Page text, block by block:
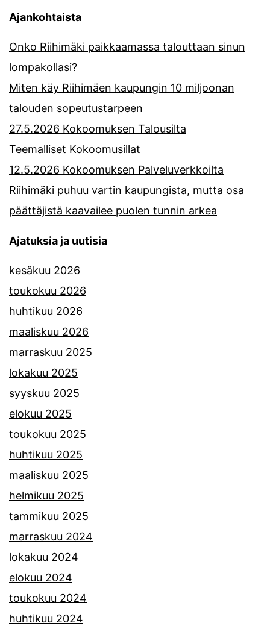
Ajankohtaista
Onko Riihimäki paikkaamassa talouttaan sinun
lompakollasi?
Miten käy Riihimäen kaupungin 10 miljoonan
talouden sopeutustarpeen
27.5.2026 Kokoomuksen Talousilta
Teemalliset Kokoomusillat
12.5.2026 Kokoomuksen Palveluverkkoilta
Riihimäki puhuu vartin kaupungista, mutta osa
päättäjistä kaavailee puolen tunnin arkea
Ajatuksia ja uutisia
kesäkuu 2026
toukokuu 2026
huhtikuu 2026
maaliskuu 2026
marraskuu 2025
lokakuu 2025
syyskuu 2025
elokuu 2025
toukokuu 2025
huhtikuu 2025
maaliskuu 2025
helmikuu 2025
tammikuu 2025
marraskuu 2024
lokakuu 2024
elokuu 2024
toukokuu 2024
huhtikuu 2024